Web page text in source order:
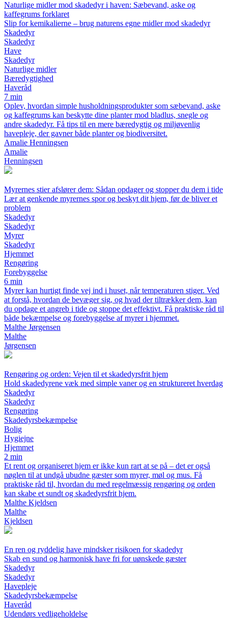
Naturlige midler mod skadedyr i haven: Sæbevand, aske og
kaffegrums forklaret
Slip for kemikalierne – brug naturens egne midler mod skadedyr
Skadedyr
Skadedyr
Have
Skadedyr
Naturlige midler
Bæredygtighed
Haveråd
7 min
Oplev, hvordan simple husholdningsprodukter som sæbevand, aske
og kaffegrums kan beskytte dine planter mod bladlus, snegle og
andre skadedyr. Få tips til en mere bæredygtig og miljøvenlig
havepleje, der gavner både planter og biodiversitet.
Amalie Henningsen
Amalie
Henningsen
Myrernes stier afslører dem: Sådan opdager og stopper du dem i tide
Lær at genkende myrernes spor og beskyt dit hjem, før de bliver et
problem
Skadedyr
Skadedyr
Myrer
Skadedyr
Hjemmet
Rengøring
Forebyggelse
6 min
Myrer kan hurtigt finde vej ind i huset, når temperaturen stiger. Ved
at forstå, hvordan de bevæger sig, og hvad der tiltrækker dem, kan
du opdage et angreb i tide og stoppe det effektivt. Få praktiske råd til
både bekæmpelse og forebyggelse af myrer i hjemmet.
Malthe Jørgensen
Malthe
Jørgensen
Rengøring og orden: Vejen til et skadedyrsfrit hjem
Hold skadedyrene væk med simple vaner og en struktureret hverdag
Skadedyr
Skadedyr
Rengøring
Skadedyrsbekæmpelse
Bolig
Hygiejne
Hjemmet
2 min
Et rent og organiseret hjem er ikke kun rart at se på – det er også
nøglen til at undgå ubudne gæster som myrer, møl og mus. Få
praktiske råd til, hvordan du med regelmæssig rengøring og orden
kan skabe et sundt og skadedyrsfrit hjem.
Malthe Kjeldsen
Malthe
Kjeldsen
En ren og ryddelig have mindsker risikoen for skadedyr
Skab en sund og harmonisk have fri for uønskede gæster
Skadedyr
Skadedyr
Havepleje
Skadedyrsbekæmpelse
Haveråd
Udendørs vedligeholdelse